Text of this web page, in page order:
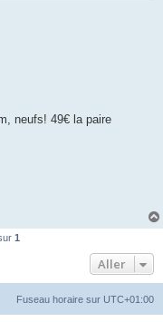
neufs! 49€ la paire
1
Aller
Fuseau horaire sur UTC+01:00